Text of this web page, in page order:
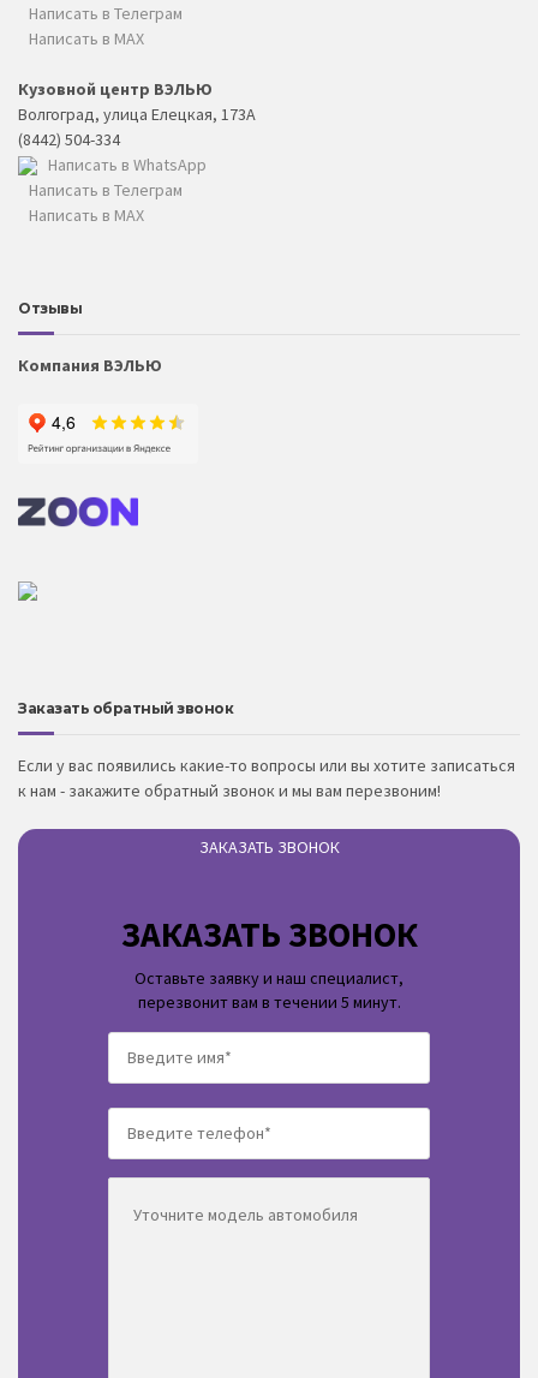
Написать в Телеграм
Написать в MAX
Кузовной центр ВЭЛЬЮ
Волгоград, улица Елецкая, 173А
(8442) 504-334
Написать в WhatsApp
Написать в Телеграм
Написать в MAX
Отзывы
Компания ВЭЛЬЮ
Заказать обратный звонок
Если у вас появились какие-то вопросы или вы хотите записаться
к нам - закажите обратный звонок и мы вам перезвоним!
ЗАКАЗАТЬ ЗВОНОК
ЗАКАЗАТЬ ЗВОНОК
Оставьте заявку и наш специалист,
перезвонит вам в течении 5 минут.